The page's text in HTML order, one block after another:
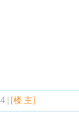
| [楼 主]